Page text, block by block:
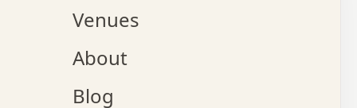
.   .   .   :   .   .   .   x   .   .   .   :   .
.   .   .   +   .   .   .   .   .   .   .   .   x
.   .   x   .   .   .   .   .   .   :   .   .   .
.   .   .   .   .   +   .   .   .   .   x   .   .
.   .   .   .   x   .   .   o   .   .   .   .   .
Venues
About
Blog